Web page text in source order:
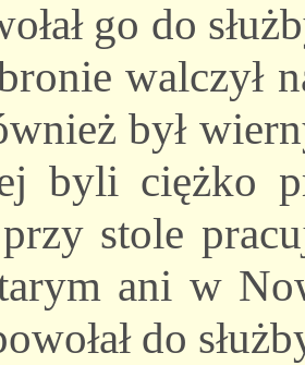
go do
walczył
był
byli ciężko
przy stole
ani w
do